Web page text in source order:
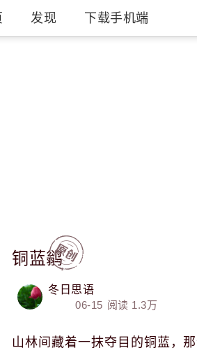
发现 下载手机端
铜蓝鹟
冬日思语
06-15 阅读 1.3万
山林间藏着一抹夺目的铜蓝，